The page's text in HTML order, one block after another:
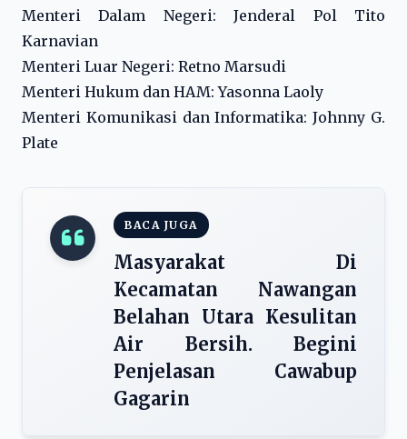
Menteri Dalam Negeri: Jenderal Pol Tito
Karnavian
Menteri Luar Negeri: Retno Marsudi
Menteri Hukum dan HAM: Yasonna Laoly
Menteri Komunikasi dan Informatika: Johnny G.
Plate
BACA JUGA
Masyarakat Di
Kecamatan Nawangan
Belahan Utara Kesulitan
Air Bersih. Begini
Penjelasan Cawabup
Gagarin